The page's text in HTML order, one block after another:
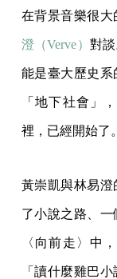
在背景音樂很大
澄（Verve） 對
能是臺大歷史系
「地下社會」
裡，已經開始了。
黃崇凱與林易澄
了小說之路、
〈向前走〉中
「讀什麼雞巴